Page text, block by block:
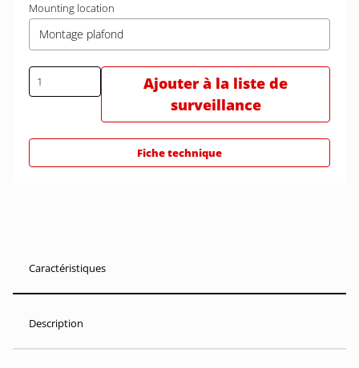
Mounting location
Montage plafond
Ajouter à la liste de
surveillance
Fiche technique
Caractéristiques
Description